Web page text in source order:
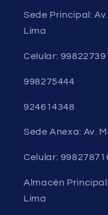
Sede Principal:
Lima
Celular:
998275444
924614348
Sede Anexa: Av.
Celular:
Almacén
Lima